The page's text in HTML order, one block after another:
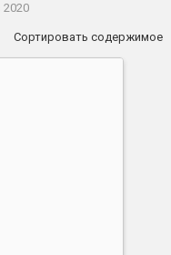
2020
Сортировать содержимое